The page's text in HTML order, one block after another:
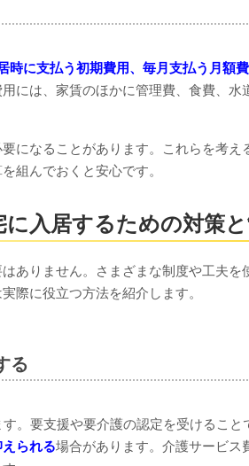
時に支払う初期費用、毎月支払う月額
には、家賃のほかに管理費、食費、水
になることがあります。これらを考え
組んでおくと安心です。
入居するための対策
ありません。さまざまな制度や工夫を
際に役立つ方法を紹介します。
る
。要支援や要介護の認定を受けること
られる場合があります。介護サービス